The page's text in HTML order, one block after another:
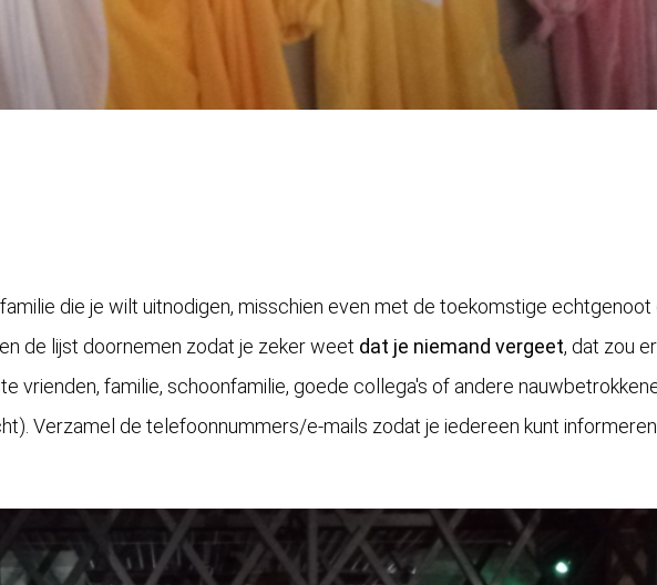
die je wilt uitnodigen, misschien even met de toekomstige echtgenoot
de lijst doornemen zodat je zeker weet dat je niemand vergeet, dat zou
vrienden, familie, schoonfamilie, goede collega's of andere
Verzamel de telefoonnummers/e-mails zodat je iedereen kunt informeren.